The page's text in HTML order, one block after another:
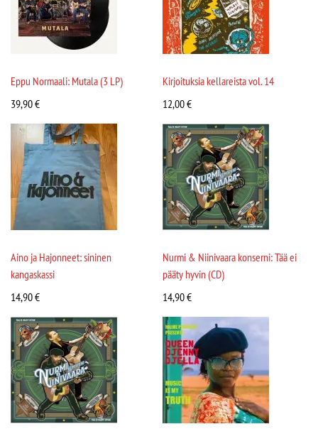
Eppu Normaali: Mutala (3 LP)
39,90€
Kirjoituksia kellareista vol. 14
12,00€
Aino ja Hajonneet: sininen
kangaskassi
14,90€
Nurmi & Niinivaara konserni: Tää ei
pääty hyvin (CD)
14,90€